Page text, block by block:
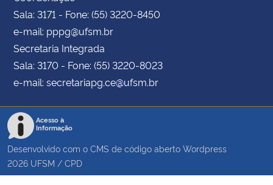
Sala: 3171 - Fone: (55) 3220-8450
e-mail: pppg@ufsm.br
Secretaria Integrada
Sala: 3170 - Fone: (55) 3220-8023
e-mail: secretariapg.ce@ufsm.br
Acesso à
Informação
Desenvolvido com o CMS de código aberto Wordpress
2026 UFSM / CPD